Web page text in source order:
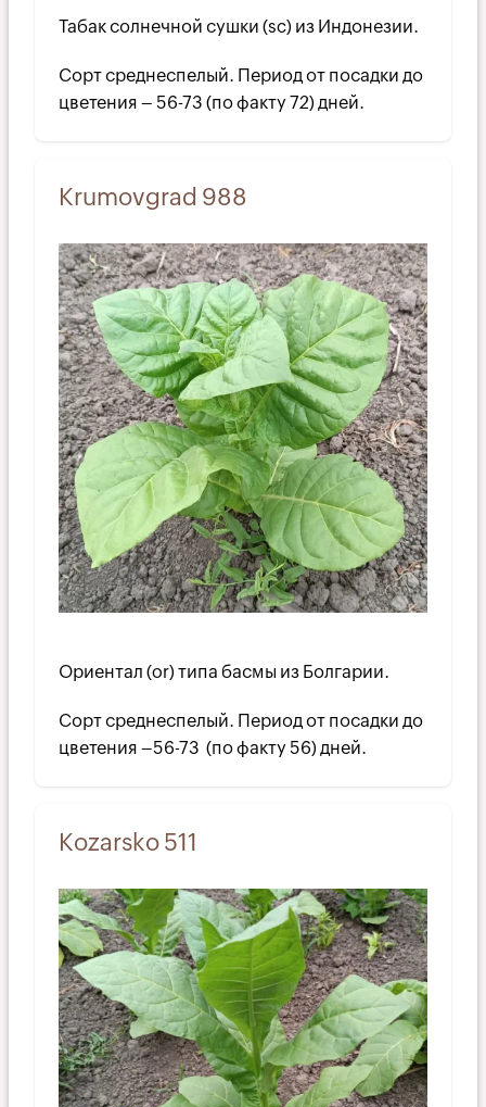
Табак солнечной сушки (sc) из Индонезии.
Сорт среднеспелый. Период от посадки до
цветения – 56-73 (по факту 72) дней.
Krumovgrad 988
Ориентал (or) типа басмы из Болгарии.
Сорт среднеспелый. Период от посадки до
цветения –56-73 (по факту 56) дней.
Kozarsko 511